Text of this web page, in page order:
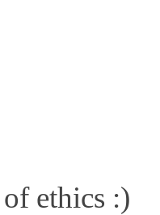
ethics :)